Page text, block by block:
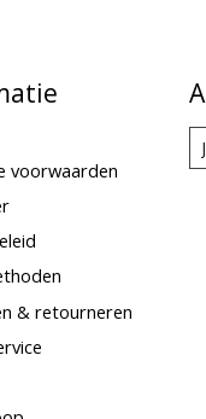
voorwaarden
& retourneren